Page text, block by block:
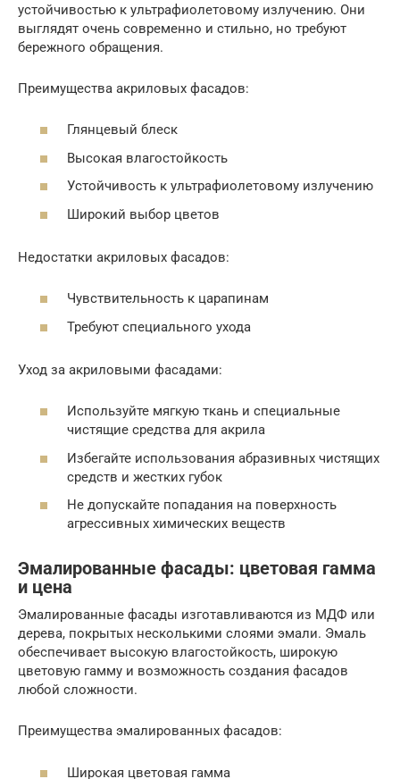
устойчивостью к ультрафиолетовому излучению. Они
выглядят очень современно и стильно, но требуют
бережного обращения.
Преимущества акриловых фасадов:
Глянцевый блеск
Высокая влагостойкость
Устойчивость к ультрафиолетовому излучению
Широкий выбор цветов
Недостатки акриловых фасадов:
Чувствительность к царапинам
Требуют специального ухода
Уход за акриловыми фасадами:
Используйте мягкую ткань и специальные
чистящие средства для акрила
Избегайте использования абразивных чистящих
средств и жестких губок
Не допускайте попадания на поверхность
агрессивных химических веществ
Эмалированные фасады: цветовая гамма
и цена
Эмалированные фасады изготавливаются из МДФ или
дерева, покрытых несколькими слоями эмали. Эмаль
обеспечивает высокую влагостойкость, широкую
цветовую гамму и возможность создания фасадов
любой сложности.
Преимущества эмалированных фасадов:
Широкая цветовая гамма